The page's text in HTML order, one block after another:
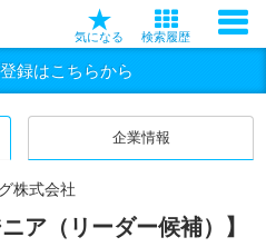
気になる 検索履歴
録はこちらから
企業情報
株式会社
ア（リーダー候補）】